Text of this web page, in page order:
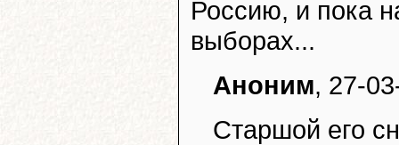
Россию, и пока
выборах...
Аноним, 27-
Старшой его